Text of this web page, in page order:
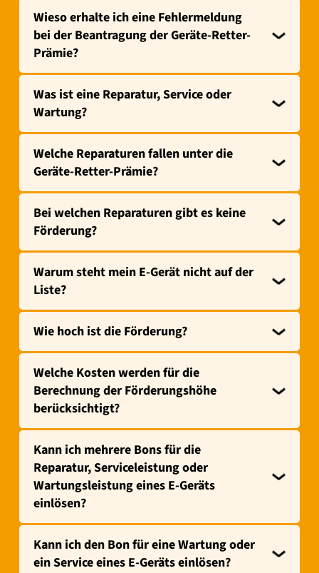
Wieso erhalte ich eine Fehlermeldung
bei der Beantragung der Geräte-Retter-
Prämie?
Was ist eine Reparatur, Service oder
Wartung?
Welche Reparaturen fallen unter die
Geräte-Retter-Prämie?
Bei welchen Reparaturen gibt es keine
Förderung?
Warum steht mein E-Gerät nicht auf der
Liste?
Wie hoch ist die Förderung?
Welche Kosten werden für die
Berechnung der Förderungshöhe
berücksichtigt?
Kann ich mehrere Bons für die
Reparatur, Serviceleistung oder
Wartungsleistung eines E-Geräts
einlösen?
Kann ich den Bon für eine Wartung oder
ein Service eines E-Geräts einlösen?